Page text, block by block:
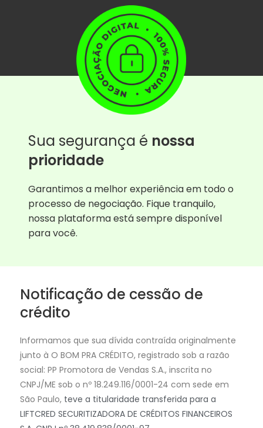
Sua segurança é nossa
prioridade
Garantimos a melhor experiência em todo o
processo de negociação. Fique tranquilo,
nossa plataforma está sempre disponível
para você.
Notificação de cessão de
crédito
Informamos que sua dívida contraída originalmente
junto à O BOM PRA CRÉDITO, registrado sob a razão
social: PP Promotora de Vendas S.A., inscrita no
CNPJ/ME sob o nº 18.249.116/0001-24 com sede em
São Paulo, teve a titularidade transferida para a
LIFTCRED SECURITIZADORA DE CRÉDITOS FINANCEIROS